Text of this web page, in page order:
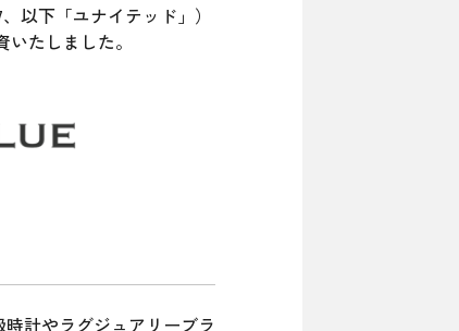
以下「ユナイテッド」）
たしました。
計やラグジュアリーブラ